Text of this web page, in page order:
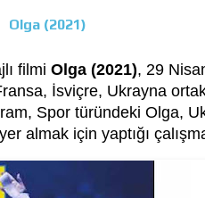
Olga (2021)
filmi Olga (2021), 29
İsviçre, Ukrayna
Spor türündeki Olga,
almak için yaptığı